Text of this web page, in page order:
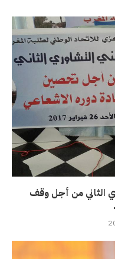
الثاني من أجل وقف